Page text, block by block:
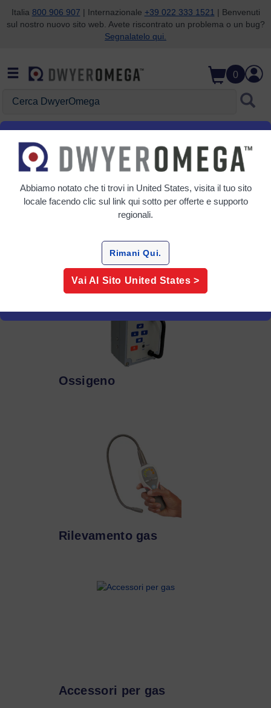
Salta alla ricerca
Salta al contenuto principale
Salta alla navigazione
Italia 800 906 907 | Internazionale +39 022 333 1521 | Benvenuti
sul nostro nuovo sito web. Avete riscontrato un problema o un bug?
Segnalatelo qui.
0
Home Analisi dei gas
Analisi dei gas
Ossigeno
Rilevamento gas
Accessori per gas
Abbiamo notato che ti trovi in United States, visita il tuo sito
locale facendo clic sul link qui sotto per offerte e supporto
regionali.
Rimani Qui.
Vai Al Sito United States >